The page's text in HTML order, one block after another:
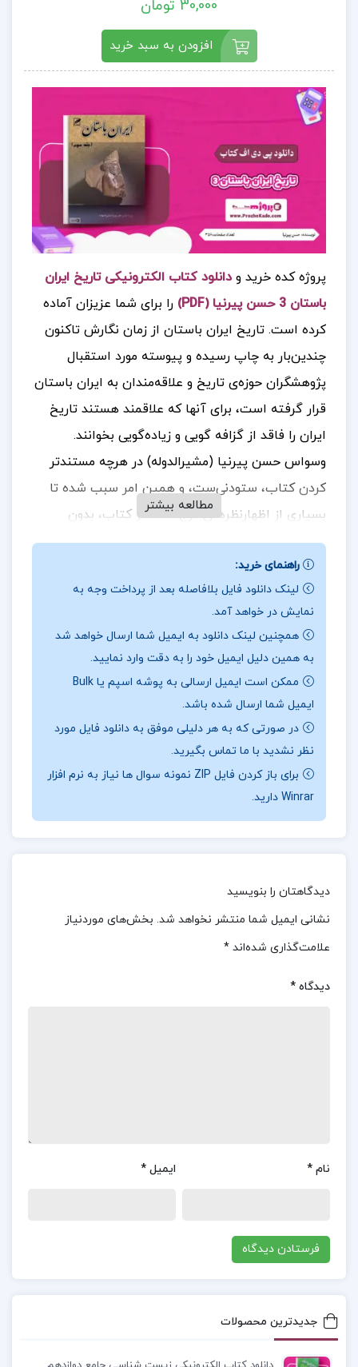
30,000 تومان
افزودن به سبد خرید
پروژه کده خرید و دانلود کتاب الکترونیکی تاریخ ایران
باستان 3 حسن پیرنیا (PDF)
را برای شما عزیزان آماده
کرده است. تاریخ ایران باستان از زمان نگارش تاکنون
چندین‌بار به چاپ رسیده و پیوسته مورد استقبال
پژوهشگران حوزه‌ی تاریخ و علاقه‌مندان به ایران باستان
قرار گرفته ‌است، برای آنها که علاقمند هستند تاریخ
ایران را فاقد از گزافه گویی و زیاده‌گویی بخوانند.
وسواس حسن پیرنیا (مشیرالدوله) در هرچه مستندتر
کردن کتاب، ستودنی‌ست، و همین امر سبب شده تا
بسیاری از اظهارنظرهای درج شده در کتاب، بدون
بزرگنمایی و قابل‌اطمینان باشد.کتاب تاریخ ایران
باستان یکی از بهترین و شاید بتوان گفت کتاب کامل و
مفصل راجع به تاریخ ایران قدیم است. جهت خرید فایل
های بیشتر پروژه کده
پیرنیا :
کتاب تاریخ ایران باستان (در سه جلد) کتابی
است که به شیوه علمی و بر اساس مستندات و
کشفیات باستان‌شناسی درباره گذشته تاریخی ایران
نگاشته شد و هنوز هم مورد توجه است. این کتاب تنها
به تاریخ ایران اختصاص ندارد، بلکه دایره‌المعارفی است
در باب تاریخ و تمدن و فرهنگ گذشته ممالک مهم دنیا
سلسله یونانی سلوکی آشنا نمی‌شویم، بلکه در زمینه
تاریخ خاورمیانه امروز و یونان باستان اطلاعات دست
انداختند تا از سوز تیرهای ایرانی هر چه سریعتر راحت
تپه بودند ناگهان با سواران زره پوش ایرانی رو به رو
معرفی کتاب تاریخ ایران باستان 3 حسن پیرنیا :
مطالعه بیشتر
راهنمای خرید:
لینک دانلود فایل بلافاصله بعد از پرداخت وجه به
نمایش در خواهد آمد.
همچنین لینک دانلود به ایمیل شما ارسال خواهد شد
به همین دلیل ایمیل خود را به دقت وارد نمایید.
ممکن است ایمیل ارسالی به پوشه اسپم یا Bulk
ایمیل شما ارسال شده باشد.
در صورتی که به هر دلیلی موفق به دانلود فایل مورد
نظر نشدید با ما تماس بگیرید.
برای باز کردن فایل ZIP نمونه سوال ها نیاز به نرم افزار
Winrar دارید.
دیدگاهتان را بنویسید
نشانی ایمیل شما منتشر نخواهد شد. بخش‌های موردنیاز
علامت‌گذاری شده‌اند *
دیدگاه *
نام * ایمیل *
جدیدترین محصولات